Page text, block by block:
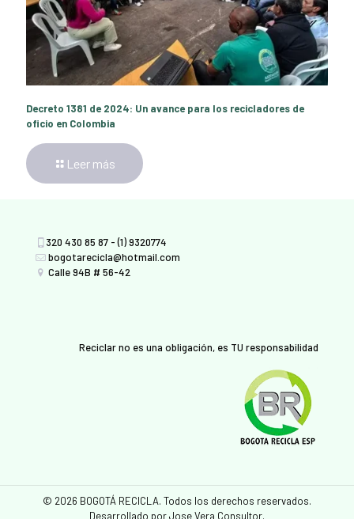
Decreto 1381 de 2024: Un avance para los recicladores de
oficio en Colombia
Leer más
320 430 85 87 - (1) 9320774
bogotarecicla@hotmail.com
Calle 94B # 56-42
Reciclar no es una obligación, es TU responsabilidad
© 2026 BOGOTÁ RECICLA. Todos los derechos reservados.
Desarrollado por Jose Vera Consultor.